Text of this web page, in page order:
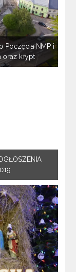
Poczęcia NMP i
oraz krypt